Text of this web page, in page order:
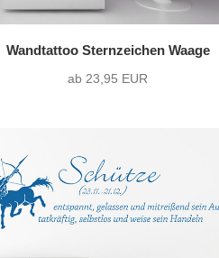
Wandtattoo Sternzeichen Waage
ab 23,95 EUR